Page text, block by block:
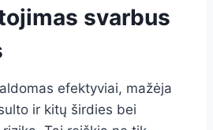
svarbus
efektyviai, mažėja
ir kitų širdies bei